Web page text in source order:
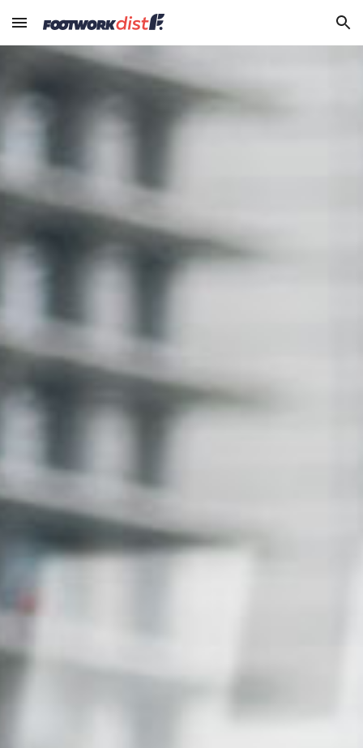
Skip to main content Skip to navigation